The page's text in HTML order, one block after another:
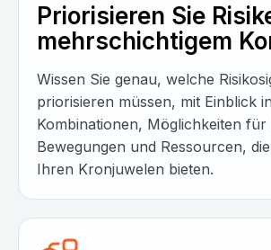
Priorisieren Sie
mehrschichtigem
Wissen Sie genau, welche
priorisieren müssen, mit Einblick
Kombinationen, Möglichkeiten für
Bewegungen und Ressourcen,
Ihren Kronjuwelen bieten.